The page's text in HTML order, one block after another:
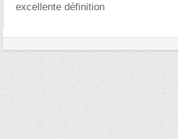
excellente définition